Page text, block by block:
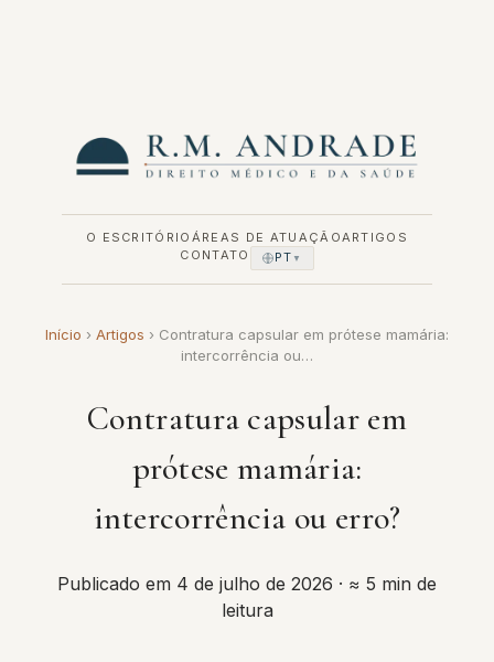
O ESCRITÓRIO ÁREAS DE ATUAÇÃOARTIGOS
CONTATO
PT ▼
Início › Artigos › Contratura capsular em prótese mamária:
intercorrência ou…
Contratura capsular em
prótese mamária:
intercorrência ou erro?
Publicado em 4 de julho de 2026 · ≈ 5 min de
leitura